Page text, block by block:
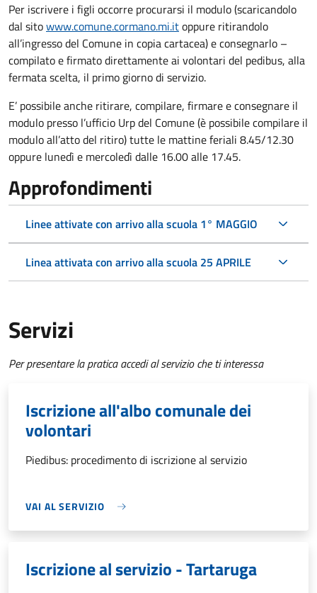
Per iscrivere i figli occorre procurarsi il modulo (scaricandolo
dal sitowww.comune.cormano.mi.itoppure ritirandolo
all’ingresso del Comune in copia cartacea) e consegnarlo –
compilato e firmato direttamente ai volontari del pedibus, alla
fermata scelta, il primo giorno di servizio.
E’ possibile anche ritirare, compilare, firmare e consegnare il
modulo presso l’ufficio Urp del Comune (è possibile compilare il
modulo all’atto del ritiro) tutte le mattine feriali 8.45/12.30
oppure lunedì e mercoledì dalle 16.00 alle 17.45.
Approfondimenti
Linee attivate con arrivo alla scuola 1° MAGGIO
Linea attivata con arrivo alla scuola 25 APRILE
Servizi
Per presentare la pratica accedi al servizio che ti interessa
Iscrizione all'albo comunale dei
volontari
Piedibus: procedimento di iscrizione al servizio
VAI AL SERVIZIO
Iscrizione al servizio - Tartaruga